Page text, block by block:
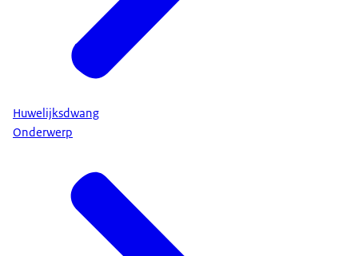
Huwelijksdwang
Onderwerp